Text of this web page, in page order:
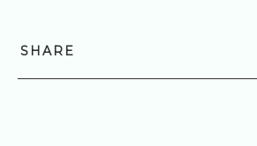
SHARE